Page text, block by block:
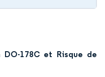
178C et Risque de